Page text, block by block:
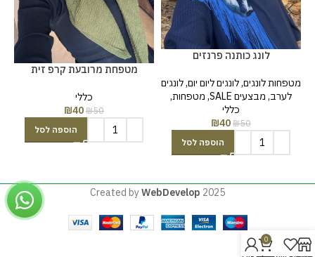
לונג כותנה פרנזים
מטפחות לונגים,לונגים ליום יום,לונגים
לערב, מבצעים SALE , מטפחות,
כללי
₪50
₪40
הוספה לסל
מטפחת מרובעת קרפ זית
כללי
₪50
₪40
הוספה לסל
Created byWebDevelop 2025
0